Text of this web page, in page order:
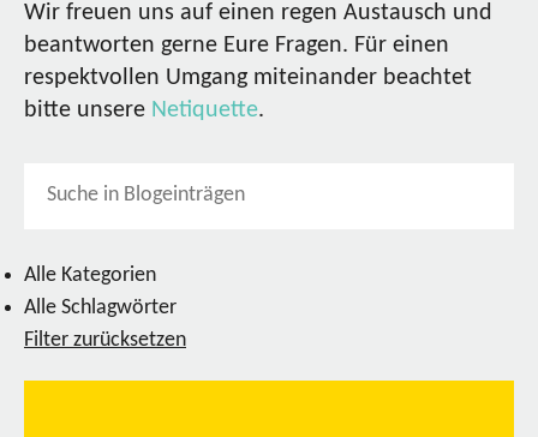
Wir freuen uns auf einen regen Austausch und
beantworten gerne Eure Fragen. Für einen
respektvollen Umgang miteinander beachtet
bitte unsere Netiquette.
Alle Kategorien
Alle Schlagwörter
Filter zurücksetzen